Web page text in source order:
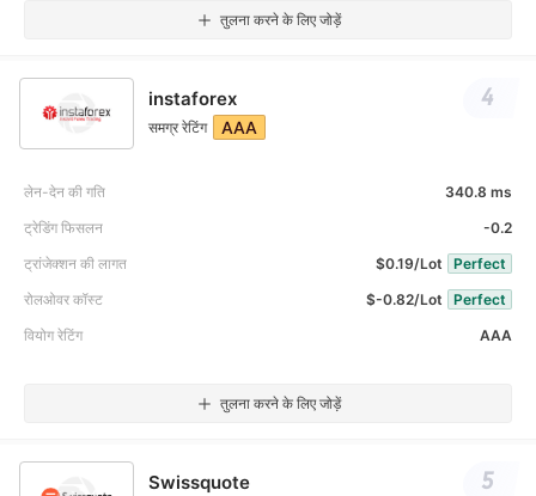
तुलना करने के लिए जोड़ें
instaforex
समग्र रेटिंग AAA
लेन-देन की गति
340.8 ms
ट्रेडिंग फिसलन
-0.2
ट्रांजेक्शन की लागत
$0.19/Lot
Perfect
रोलओवर कॉस्ट
$-0.82/Lot
Perfect
वियोग रेटिंग
AAA
तुलना करने के लिए जोड़ें
4
Swissquote 5